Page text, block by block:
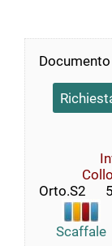
Orto.S2
Scaffale